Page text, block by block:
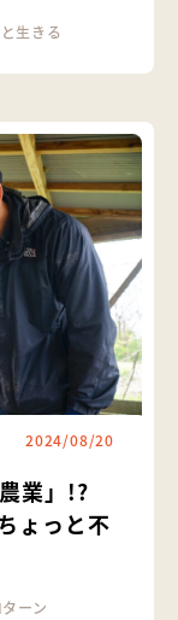
生きる
2024/08/20
業」!?
ょっと不
ーン